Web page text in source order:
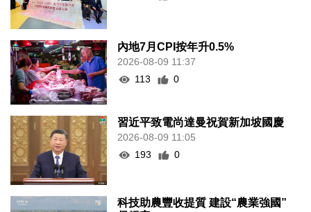
內地7月CPI按年升0.5%
2026-08-09 11:37
113
0
習近平致電尚達曼祝賀新加坡國慶
2026-08-09 11:05
193
0
科技助農豐收提質 建設“農業強國”